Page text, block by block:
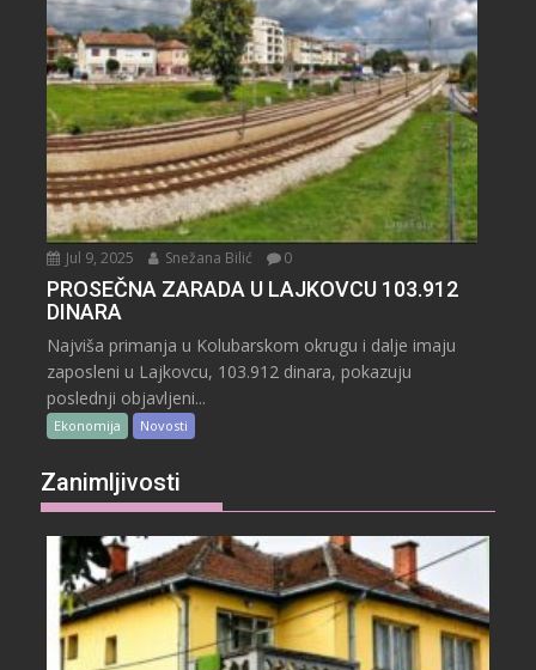
Jul 9, 2025 Snežana Bilić 0
PROSEČNA ZARADA U LAJKOVCU 103.912
DINARA
Najviša primanja u Kolubarskom okrugu i dalje imaju
zaposleni u Lajkovcu, 103.912 dinara, pokazuju
poslednji objavljeni...
Ekonomija Novosti
Zanimljivosti